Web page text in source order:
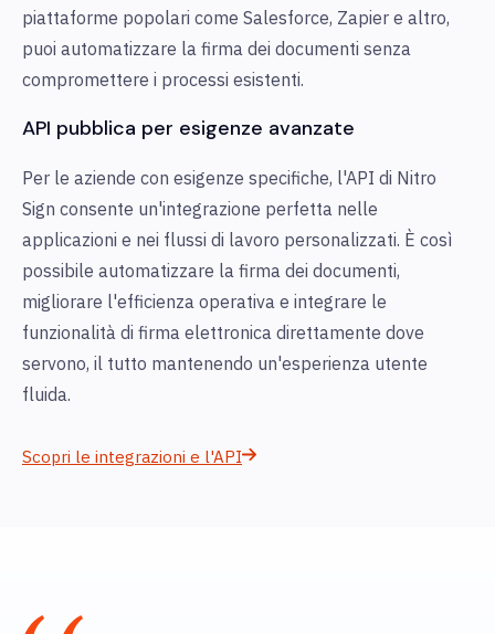
piattaforme popolari come Salesforce, Zapier e altro,
puoi automatizzare la firma dei documenti senza
compromettere i processi esistenti.
API pubblica per esigenze avanzate
Per le aziende con esigenze specifiche, l'API di Nitro
Sign consente un'integrazione perfetta nelle
applicazioni e nei flussi di lavoro personalizzati. È così
possibile automatizzare la firma dei documenti,
migliorare l'efficienza operativa e integrare le
funzionalità di firma elettronica direttamente dove
servono, il tutto mantenendo un'esperienza utente
fluida.
Scopri le integrazioni e l'API